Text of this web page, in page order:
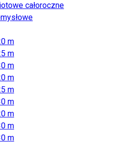
całoroczne
m
m
m
m
m
m
m
m
m